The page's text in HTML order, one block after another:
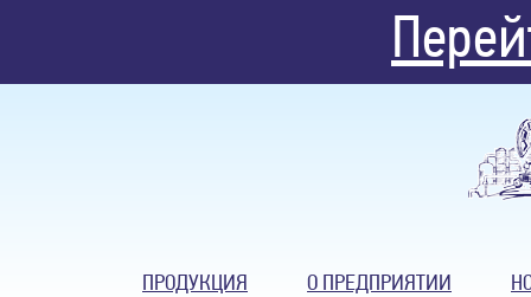
ПРОДУКЦИЯ О ПРЕДПРИЯТИИ